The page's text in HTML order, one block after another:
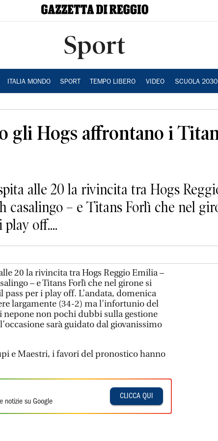
Sport
ITALIA MONDO SPORT TEMPO LIBERO VIDEO SCUOLA 2030
gli Hogs affrontano i
alle 20 la rivincita tra Hogs
casalingo – e Titans Forlì che nel
play off....
20 la rivincita tra Hogs Reggio Emilia –
– e Titans Forlì che nel girone si
pass per i play off. L’andata, domenica
largamente (34-2) ma l’infortunio del
non pochi dubbi sulla gestione
sarà guidato dal giovanissimo
e Maestri, i favori del pronostico hanno
notizie su Google
CLICCA QUI